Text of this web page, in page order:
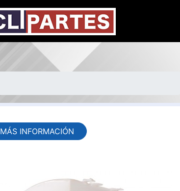
MÁS INFORMACIÓN